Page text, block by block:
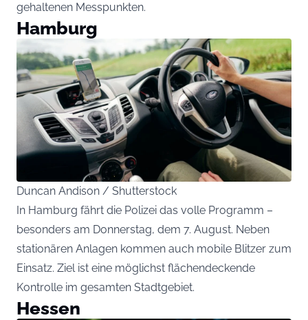
gehaltenen Messpunkten.
Hamburg
Duncan Andison / Shutterstock
In Hamburg fährt die Polizei das volle Programm –
besonders am Donnerstag, dem 7. August. Neben
stationären Anlagen kommen auch mobile Blitzer zum
Einsatz. Ziel ist eine möglichst flächendeckende
Kontrolle im gesamten Stadtgebiet.
Hessen